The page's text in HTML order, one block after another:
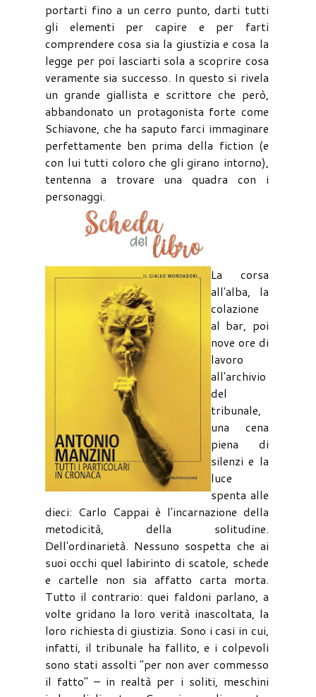
portarti fino a un cerro punto, darti tutti
gli elementi per capire e per farti
comprendere cosa sia la giustizia e cosa la
legge per poi lasciarti sola a scoprire cosa
veramente sia successo. In questo si rivela
un grande giallista e scrittore che però,
abbandonato un protagonista forte come
Schiavone, che ha saputo farci immaginare
perfettamente ben prima della fiction (e
con lui tutti coloro che gli girano intorno),
tentenna a trovare una quadra con i
personaggi.
La corsa
all'alba, la
colazione
al bar, poi
nove ore di
lavoro
all'archivio
del
tribunale,
una cena
piena di
silenzi e la
luce
spenta alle
dieci: Carlo Cappai è l'incarnazione della
metodicità, della solitudine.
Dell'ordinarietà. Nessuno sospetta che ai
suoi occhi quel labirinto di scatole, schede
e cartelle non sia affatto carta morta.
Tutto il contrario: quei faldoni parlano, a
volte gridano la loro verità inascoltata, la
loro richiesta di giustizia. Sono i casi in cui,
infatti, il tribunale ha fallito, e i colpevoli
sono stati assolti "per non aver commesso
il fatto" – in realtà per i soliti, meschini